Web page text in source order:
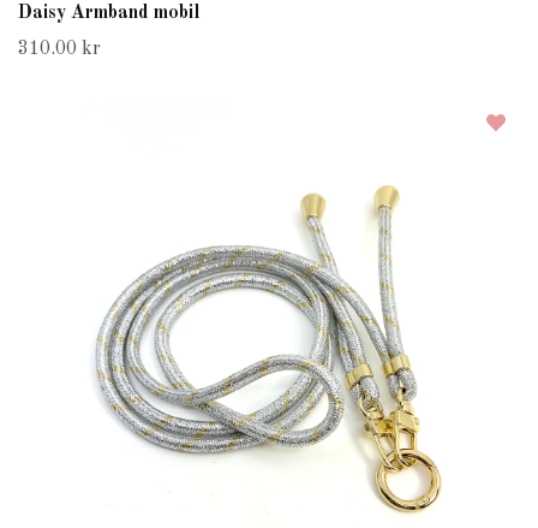
Daisy Armband mobil
310.00 kr